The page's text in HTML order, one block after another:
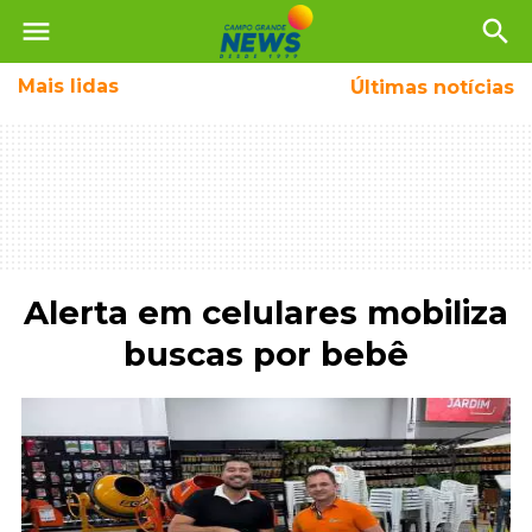
menu search
Mais lidas Últimas notícias
Alerta em celulares mobiliza
buscas por bebê